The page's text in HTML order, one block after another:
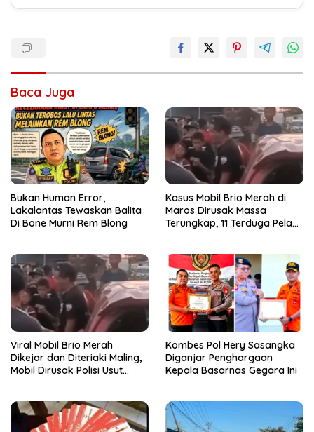
Baca Juga
Bukan Human Error,
Lakalantas Tewaskan Balita
Di Bone Murni Rem Blong
Kasus Mobil Brio Merah di
Maros Dirusak Massa
Terungkap, 11 Terduga Pelaku
Viral Mobil Brio Merah
Dikejar dan Diteriaki Maling,
Mobil Dirusak Polisi Usut
Kombes Pol Hery Sasangka
Diganjar Penghargaan
Kepala Basarnas Gegara Ini